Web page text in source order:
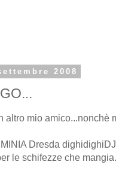
2008
altro mio amico...nonchè
Dresda
le schifezze che